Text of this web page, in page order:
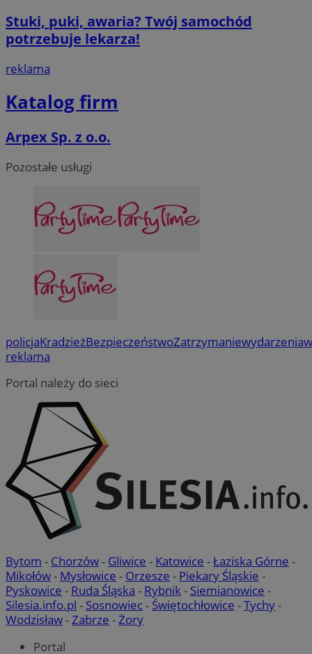
Stuki, puki, awaria? Twój samochód
potrzebuje lekarza!
reklama
Katalog firm
Arpex Sp. z o.o.
Pozostałe usługi
policjaKradzieżBezpieczeństwoZatrzymaniewydarzenia
reklama
Portal należy do sieci
Bytom - Chorzów- Gliwice - Katowice -Łaziska Górne -
Mikołów- Mysłowice - Orzesze - Piekary Śląskie -
Pyskowice - Ruda Śląska - Rybnik- Siemianowice -
Silesia.info.pl - Sosnowiec- Świętochłowice -Tychy-
Wodzisław-Zabrze -Żory
Portal